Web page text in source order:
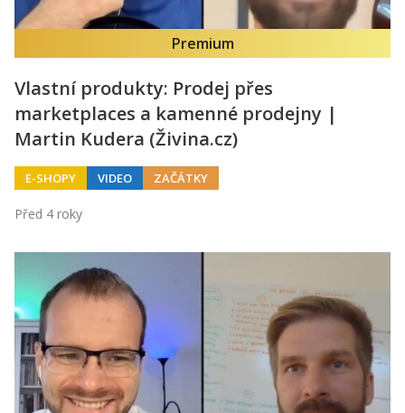
Premium
Vlastní produkty: Prodej přes
marketplaces a kamenné prodejny |
Martin Kudera (Živina.cz)
E-SHOPY VIDEO ZAČÁTKY
Před 4 roky